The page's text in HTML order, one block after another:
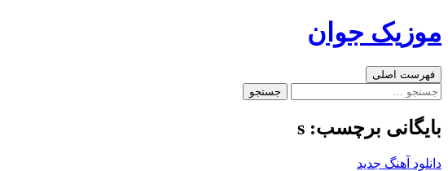
به
موزیک جوان
جست‌وجو
فهرست اصلی
جستجو
بایگانی برچسب: s
دانلود آهنگ جدید